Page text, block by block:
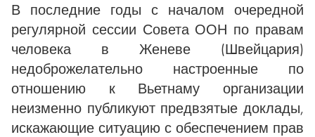
В последние годы с началом очередной
регулярной сессии Совета ООН по правам
человека в Женеве (Швейцария)
недоброжелательно настроенные по
отношению к Вьетнаму организации
неизменно публикуют предвзятые доклады,
искажающие ситуацию с обеспечением прав